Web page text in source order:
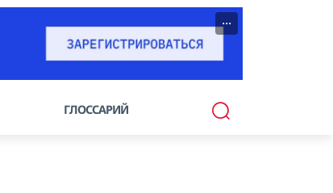
···
ГЛОССАРИЙ